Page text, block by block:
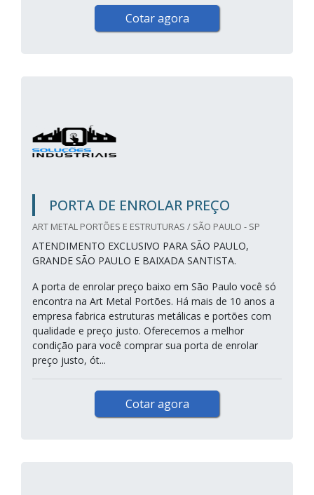
Cotar agora
PORTA DE ENROLAR PREÇO
ART METAL PORTÕES E ESTRUTURAS / SÃO PAULO - SP
ATENDIMENTO EXCLUSIVO PARA SÃO PAULO,
GRANDE SÃO PAULO E BAIXADA SANTISTA.
A porta de enrolar preço baixo em São Paulo você só
encontra na Art Metal Portões. Há mais de 10 anos a
empresa fabrica estruturas metálicas e portões com
qualidade e preço justo. Oferecemos a melhor
condição para você comprar sua porta de enrolar
preço justo, ót...
Cotar agora